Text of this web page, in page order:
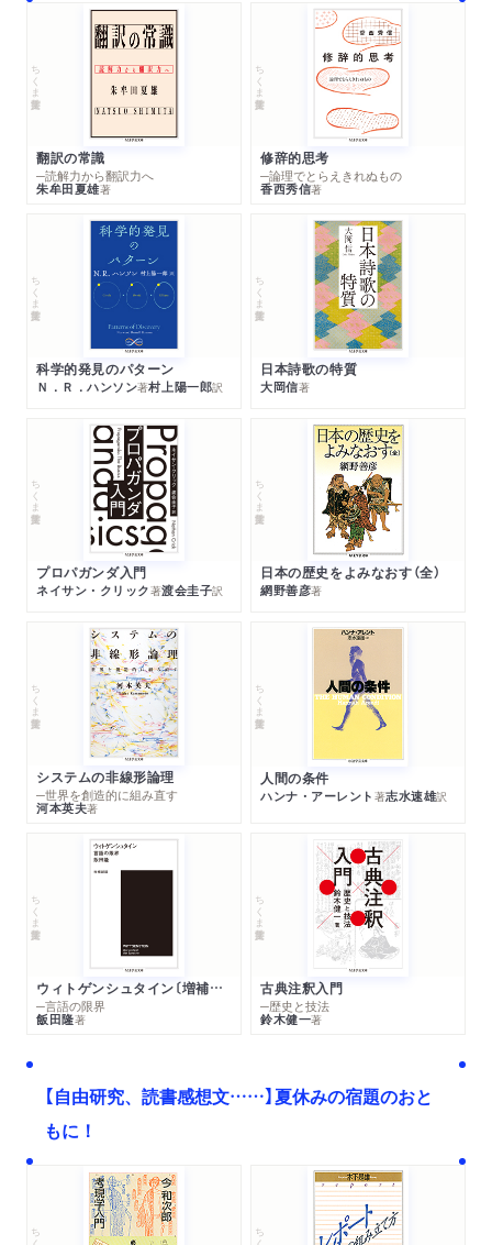
ちくま学芸文庫
翻訳の常識
─読解力から翻訳力へ
朱牟田夏雄著
ちくま学芸文庫
修辞的思考
─論理でとらえきれぬもの
香西秀信著
ちくま学芸文庫
科学的発見のパターン
Ｎ．Ｒ．ハンソン著村上陽一郎訳
ちくま学芸文庫
日本詩歌の特質
大岡信著
ちくま学芸文庫
プロパガンダ入門
ネイサン・クリック著渡会圭子訳
ちくま学芸文庫
日本の歴史をよみなおす（全）
網野善彦著
ちくま学芸文庫
システムの非線形論理
─世界を創造的に組み直す
河本英夫著
ちくま学芸文庫
人間の条件
ハンナ・アーレント 著志水速雄訳
ちくま学芸文庫
ウィトゲンシュタイン〔増補新版〕
─言語の限界
飯田隆著
ちくま学芸文庫
古典注釈入門
─歴史と技法
鈴木健一著
【自由研究、読書感想文……】夏休みの宿題のおと
もに！
ちくま文庫 ちくま学芸文庫